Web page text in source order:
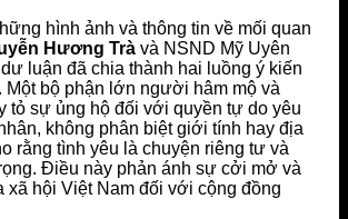
hình ảnh và thông tin về mối quan
Hương Trà và NSND Mỹ Uyên
luận đã chia thành hai luồng ý kiến
Một bộ phận lớn người hâm mộ và
tỏ sự ủng hộ đối với quyền tự do yêu
không phân biệt giới tính hay địa
rằng tình yêu là chuyện riêng tư và
Điều này phản ánh sự cởi mở và
xã hội Việt Nam đối với cộng đồng